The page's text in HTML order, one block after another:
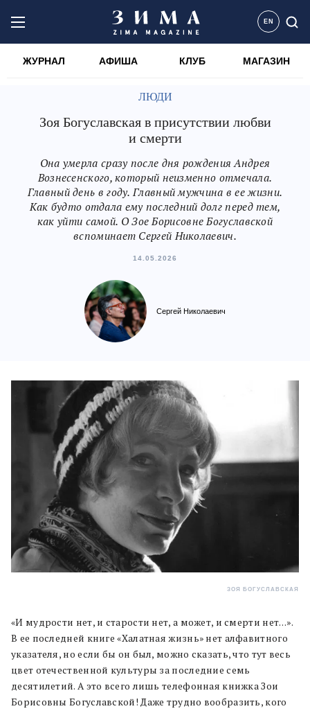
EN
ЖУРНАЛ АФИША КЛУБ МАГАЗИН
ЛЮДИ
Зоя Богуславская в присутствии любви
и смерти
Она умерла сразу после дня рождения Андрея
Вознесенского, который неизменно отмечала.
Главный день в году. Главный мужчина в ее жизни.
Как будто отдала ему последний долг перед тем,
как уйти самой. О Зое Борисовне Богуславской
вспоминает Сергей Николаевич.
14.05.2026
Сергей Николаевич
ЗОЯ БОГУСЛАВСКАЯ
«И мудрости нет, и старости нет, а может, и смерти нет…».
В ее последней книге «Халатная жизнь» нет алфавитного
указателя, но если бы он был, можно сказать, что тут весь
цвет отечественной культуры за последние семь
десятилетий. А это всего лишь телефонная книжка Зои
Борисовны Богуславской! Даже трудно вообразить, кого